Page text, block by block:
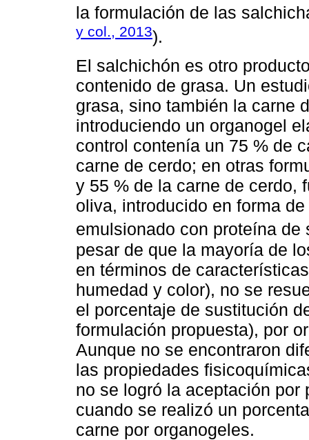
la formulación de las
y col., 2013).
El salchichón es otro
contenido de grasa. Un
grasa, sino también la carne
introduciendo un organogel
control contenía un 75 % de
carne de cerdo; en otras
y 55 % de la carne de cerdo,
oliva, introducido en forma
emulsionado con proteína de
pesar de que la mayoría de
en términos de
humedad y color), no se
el porcentaje de sustitución
formulación propuesta), por
Aunque no se encontraron
las propiedades
no se logró la aceptación
cuando se realizó un
carne por organogeles.